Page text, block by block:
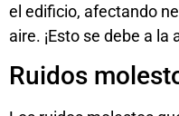
el edificio, afectando
aire. ¡Esto se debe a
Ruidos